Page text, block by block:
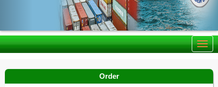
Order